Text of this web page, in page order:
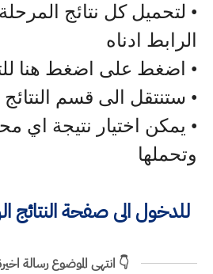
• لتحميل كل نتائج
الرابط ادناه
• اضغط على اضغط هنا
• ستنتقل الى قسم
• يمكن اختيار نتيجة اي
وتحملها
للدخول الى صفحة النتائج
👇 انتهى الموضوع رسالة